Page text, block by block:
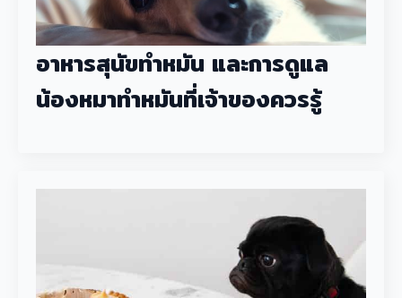
อาหารสุนัขทำหมัน และการดูแล
น้องหมาทำหมันที่เจ้าของควรรู้